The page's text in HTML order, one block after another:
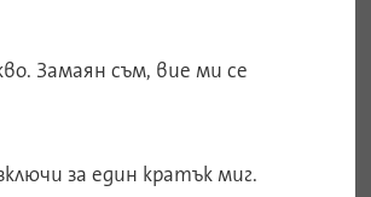
Замаян съм, вие ми се
за един кратък миг.